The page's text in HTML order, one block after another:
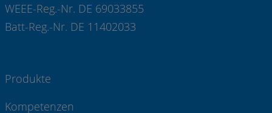
WEEE-Reg.-Nr. DE 69033855
Batt-Reg.-Nr. DE 11402033
Produkte
Kompetenzen